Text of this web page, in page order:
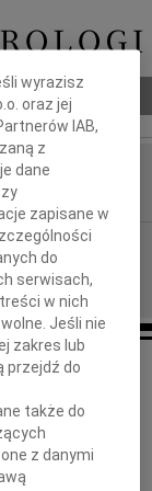
za pożegnanie
Teścia i Dziadziusia
wyrazisz
oraz jej
IAB,
z
dane
zapisane w
do
serwisach,
w nich
Jeśli nie
zakres lub
przejdź do
także do
z danymi